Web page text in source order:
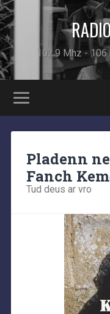
102.9 Mhz -
Pladenn
Fanch
Tud deus ar vro